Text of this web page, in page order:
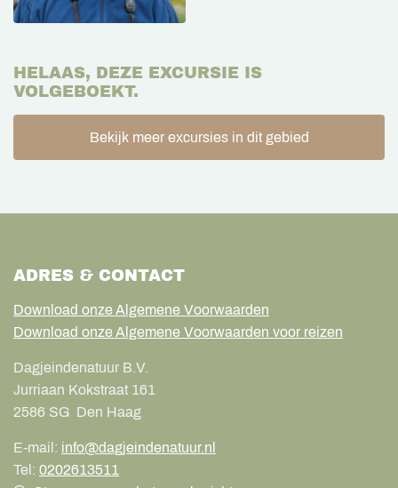
HELAAS, DEZE EXCURSIE IS
VOLGEBOEKT.
Bekijk meer excursies in dit gebied
ADRES & CONTACT
Download onze Algemene Voorwaarden
Download onze Algemene Voorwaarden voor reizen
Dagjeindenatuur B.V.
Jurriaan Kokstraat 161
2586 SG Den Haag
E-mail: info@dagjeindenatuur.nl
Tel: 0202613511